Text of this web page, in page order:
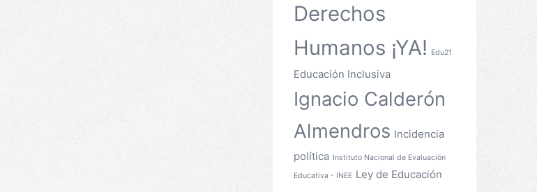
Derechos
Humanos ¡YA!
Edu21
Educación Inclusiva
Ignacio Calderón
Almendros Incidencia
política Instituto Nacional de Evaluación
Educativa - INEE Ley de Educación